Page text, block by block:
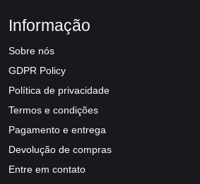
Informação
Sobre nós
GDPR Policy
Política de privacidade
Termos e condições
Pagamento e entrega
Devolução de compras
Entre em contato